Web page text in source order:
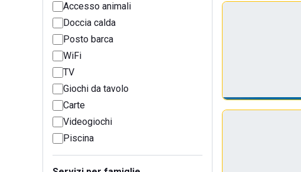
Accesso animali
Doccia calda
Posto barca
WiFi
TV
Giochi da tavolo
Carte
Videogiochi
Piscina